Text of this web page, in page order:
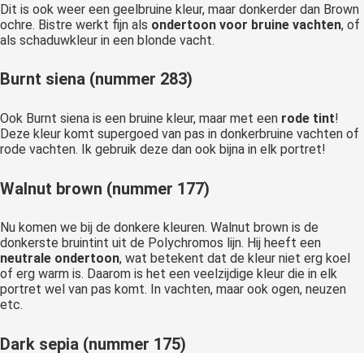
Dit is ook weer een geelbruine kleur, maar donkerder dan Brown
ochre. Bistre werkt fijn als ondertoon voor bruine vachten, of
als schaduwkleur in een blonde vacht.
Burnt siena (nummer 283)
Ook Burnt siena is een bruine kleur, maar met een rode tint!
Deze kleur komt supergoed van pas in donkerbruine vachten of
rode vachten. Ik gebruik deze dan ook bijna in elk portret!
Walnut brown (nummer 177)
Nu komen we bij de donkere kleuren. Walnut brown is de
donkerste bruintint uit de Polychromos lijn. Hij heeft een
neutrale ondertoon, wat betekent dat de kleur niet erg koel
of erg warm is. Daarom is het een veelzijdige kleur die in elk
portret wel van pas komt. In vachten, maar ook ogen, neuzen
etc.
Dark sepia (nummer 175)